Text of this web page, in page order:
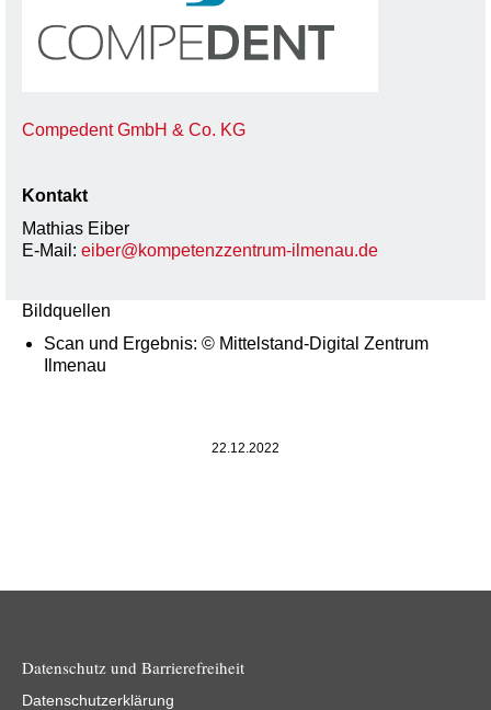
Compedent GmbH & Co. KG
Kontakt
Mathias Eiber
E-Mail: eiber@kompetenzzentrum-ilmenau.de
Bildquellen
Scan und Ergebnis: © Mittelstand-Digital Zentrum
Ilmenau
22.12.2022
Datenschutz und Barrierefreiheit
Datenschutzerklärung